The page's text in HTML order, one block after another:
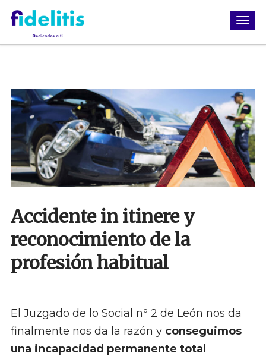
Accidente in itinere y
reconocimiento de la
profesión habitual
El Juzgado de lo Social nº 2 de León nos da
finalmente nos da la razón y conseguimos
una incapacidad permanente total